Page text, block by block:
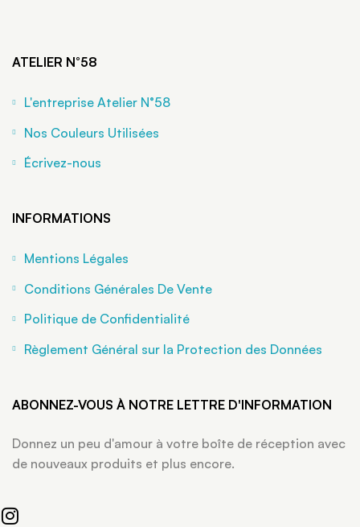
ATELIER N°58
L'entreprise Atelier N°58
Nos Couleurs Utilisées
Écrivez-nous
INFORMATIONS
Mentions Légales
Conditions Générales De Vente
Politique de Confidentialité
Règlement Général sur la Protection des Données
ABONNEZ-VOUS À NOTRE LETTRE D'INFORMATION
Donnez un peu d'amour à votre boîte de réception avec
de nouveaux produits et plus encore.